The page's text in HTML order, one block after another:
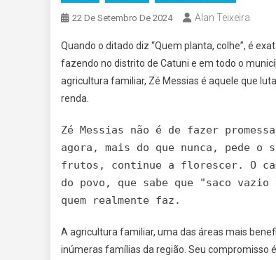
22 De Setembro De 2024 Alan Teixeira
Quando o ditado diz “Quem planta, colhe”, é
fazendo no distrito de Catuni e em todo o
agricultura familiar, Zé Messias é aquele que
renda.
Zé Messias não é de fazer
agora, mais do que nunca, pede
frutos, continue a florescer. O
do povo, que sabe que "saco
quem realmente faz.
A agricultura familiar, uma das áreas mais
inúmeras famílias da região. Seu compromisso